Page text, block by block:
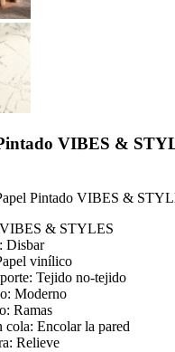
VIBES &
Pintado VIBES &
& STYLES
Disbar
vinílico
Tejido no-tejido
Moderno
Ramas
Encolar la pared
Relieve